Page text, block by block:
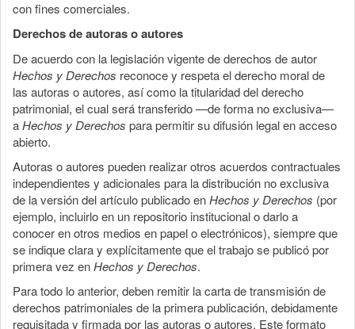
con fines comerciales.
Derechos de autoras o autores
De acuerdo con la legislación vigente de derechos de autor
Hechos y Derechos reconoce y respeta el derecho moral de
las autoras o autores, así como la titularidad del derecho
patrimonial, el cual será transferido —de forma no exclusiva—
aHechos y Derechos para permitir su difusión legal en acceso
abierto.
Autoras o autores pueden realizar otros acuerdos contractuales
independientes y adicionales para la distribución no exclusiva
de la versión del artículo publicado enHechos y Derechos (por
ejemplo, incluirlo en un repositorio institucional o darlo a
conocer en otros medios en papel o electrónicos), siempre que
se indique clara y explícitamente que el trabajo se publicó por
primera vez enHechos y Derechos.
Para todo lo anterior, deben remitir la carta de transmisión de
derechos patrimoniales de la primera publicación, debidamente
requisitada y firmada por las autoras o autores. Este formato